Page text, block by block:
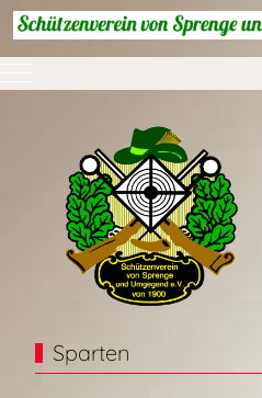
Sparten